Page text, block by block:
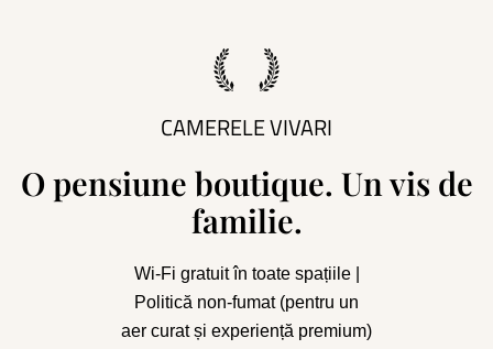
CAMERELE VIVARI
O pensiune boutique. Un vis de
familie.
Wi-Fi gratuit în toate spațiile |
Politică non-fumat (pentru un
aer curat și experiență premium)